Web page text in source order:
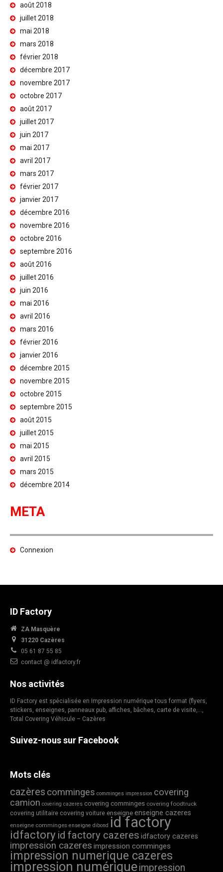
août 2018
juillet 2018
mai 2018
mars 2018
février 2018
décembre 2017
novembre 2017
octobre 2017
août 2017
juillet 2017
juin 2017
mai 2017
avril 2017
mars 2017
février 2017
janvier 2017
décembre 2016
novembre 2016
octobre 2016
septembre 2016
août 2016
juillet 2016
juin 2016
mai 2016
avril 2016
mars 2016
février 2016
janvier 2016
décembre 2015
novembre 2015
octobre 2015
septembre 2015
août 2015
juillet 2015
mai 2015
avril 2015
mars 2015
décembre 2014
META
Connexion
ID Factory
ZA Masquère
31220 Cazères
05 61 87 55 85
contact @ idfactory.fr
Nos activités
ID Factory est spécialisée en Impression numérique tous format (flyers,
stickers, enseignes, panneaux pub, affiches, bâches, carte de visite,…,
Total Covering Véhicule – Cazères
Suivez-nous sur Facebook
Mots clés
cazères comminges comminges impression covering
camion covering cazeres covering comminges covering foodtruck
covering utilitaire covering voiture enseigne enseigne cazeres
enseigne comminges enseigne dibond id factory
idfactory id factory cazeres idfactory cazeres
impression cazeres impression comminges
impression numerique cazeres
impression numériqueimpression